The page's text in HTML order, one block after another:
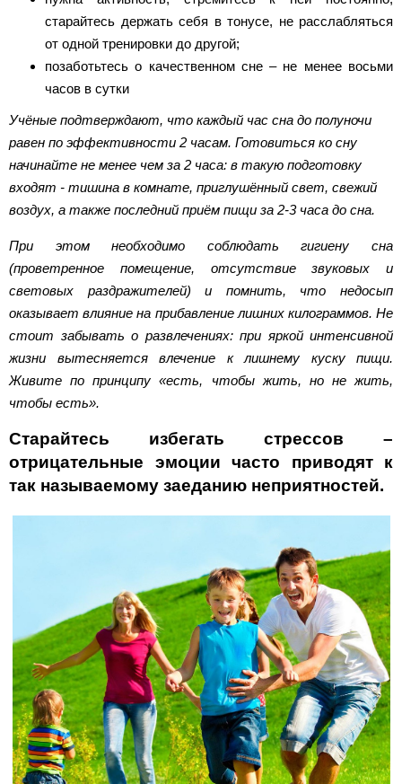
старайтесь держать себя в тонусе, не расслабляться
от одной тренировки до другой;
позаботьтесь о качественном сне – не менее восьми
часов в сутки
Учёные подтверждают, что каждый час сна до полуночи
равен по эффективности 2 часам. Готовиться ко сну
начинайте не менее чем за 2 часа: в такую подготовку
входят - тишина в комнате, приглушённый свет, свежий
воздух, а также последний приём пищи за 2-3 часа до сна.
При этом необходимо соблюдать гигиену сна
(проветренное помещение, отсутствие звуковых и
световых раздражителей) и помнить, что недосып
оказывает влияние на прибавление лишних килограммов. Не
стоит забывать о развлечениях: при яркой интенсивной
жизни вытесняется влечение к лишнему куску пищи.
Живите по принципу «есть, чтобы жить, но не жить,
чтобы есть».
Старайтесь избегать стрессов –
отрицательные эмоции часто приводят к
так называемому заеданию неприятностей.